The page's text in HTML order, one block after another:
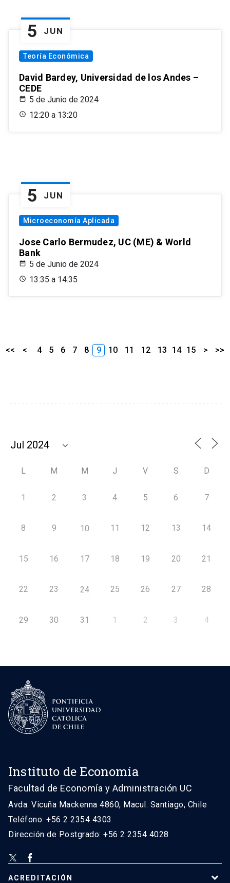
5 JUN
Teoría Económica
David Bardey, Universidad de los Andes –
CEDE
5 de Junio de 2024
12:20 a 13:20
5 JUN
Microeconomía Aplicada
Jose Carlo Bermudez, UC (ME) & World
Bank
5 de Junio de 2024
13:35 a 14:35
<< < 4 5 6 7 8 9 10 11 12 13 14 15 > >>
L M M J V S D
1 2 3 4 5 6 7
8 9 10 11 12 13 14
15 16 17 18 19 20 21
22 23 24 25 26 27 28
29 30 31 1 2 3 4
Instituto de Economía
Facultad de Economía y Administración UC
Avda. Vicuña Mackenna 4860, Macul. Santiago, Chile
Teléfono: +56 2 2354 4303
Dirección de Postgrado: +56 2 2354 4028
ACREDITACIÓN